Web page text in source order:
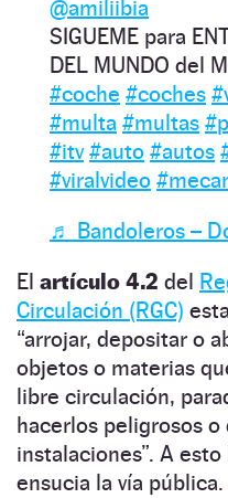
@amiliibia
SIGUEME para
DEL MUNDO del
#coche #coches
#multa #multas
#itv #auto #autos
#viralvideo
♬ Bandoleros –
El artículo 4.2 del
Circulación (RGC)
“arrojar, depositar o
objetos o materias
libre circulación,
hacerlos peligrosos
instalaciones”. A
ensucia la vía pública.